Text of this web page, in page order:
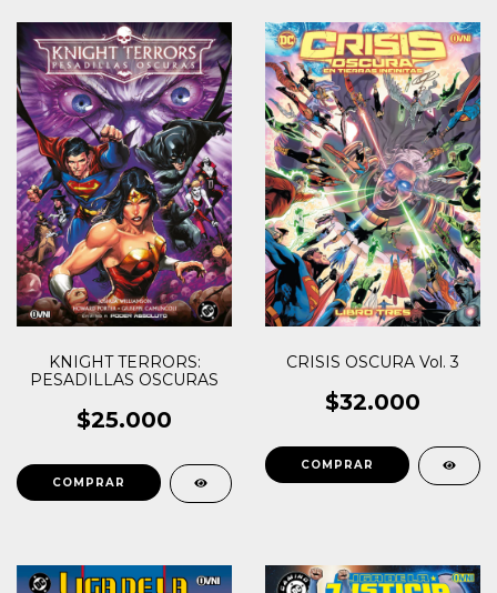
KNIGHT TERRORS:
PESADILLAS OSCURAS
$25.000
CRISIS OSCURA Vol. 3
$32.000